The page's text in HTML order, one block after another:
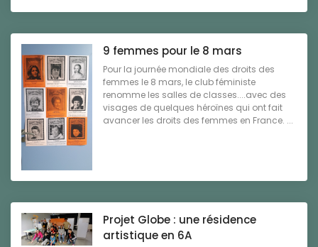
9 femmes pour le 8 mars
Pour la journée mondiale des droits des
femmes le 8 mars, le club féministe
renomme les salles de classes....avec des
visages de quelques héroïnes qui ont fait
avancer les droits des femmes en France. ...
Projet Globe : une résidence
artistique en 6A